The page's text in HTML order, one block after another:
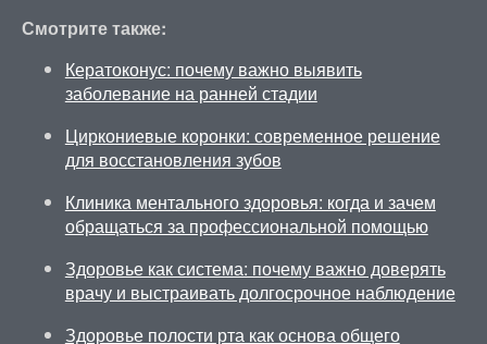
Смотрите также:
Кератоконус: почему важно выявить
заболевание на ранней стадии
Циркониевые коронки: современное решение
для восстановления зубов
Клиника ментального здоровья: когда и зачем
обращаться за профессиональной помощью
Здоровье как система: почему важно доверять
врачу и выстраивать долгосрочное наблюдение
Здоровье полости рта как основа общего